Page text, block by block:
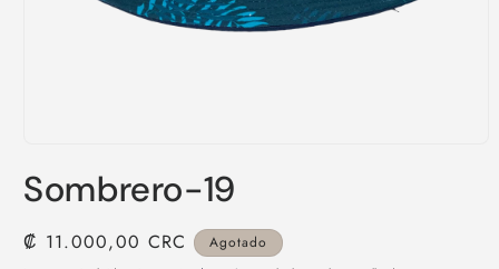
multimedia
1
una
ventana
Sombrero-19
Precio
₡ 11.000,00 CRC Agotado